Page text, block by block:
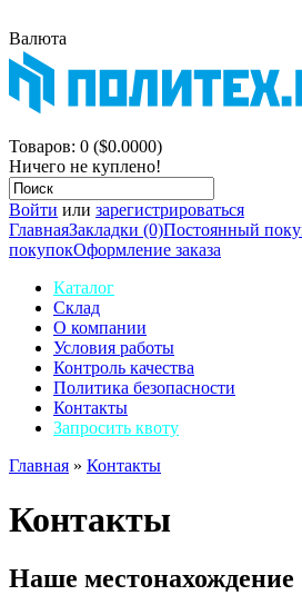
Валюта
$ р.
Корзина покупок
Товаров: 0 ($0.0000)
Ничего не куплено!
Войти или зарегистрироваться
ГлавнаяЗакладки (0)Постоянный
покупокОформление заказа
Каталог
Склад
О компании
Условия работы
Контроль качества
Политика безопасности
Контакты
Запросить квоту
Главная » Контакты
Контакты
Наше местонахождение